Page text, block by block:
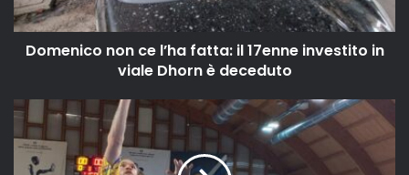
Domenico non ce l’ha fatta: il 17enne investito in
viale Dhorn è deceduto